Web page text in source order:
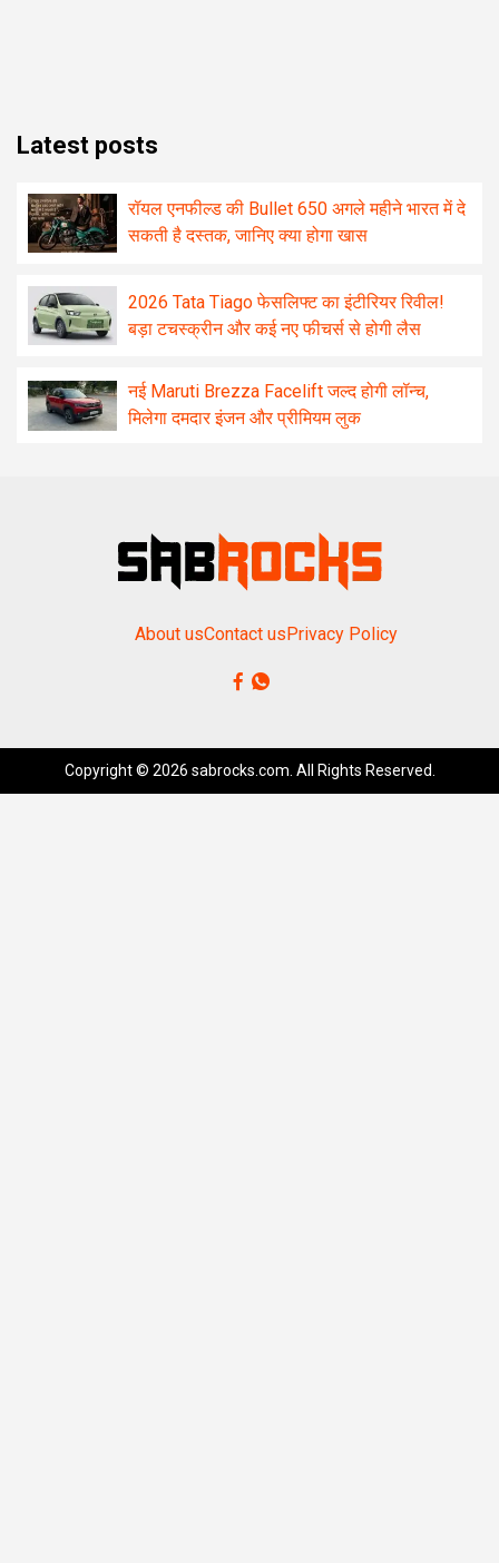
Latest posts
रॉयल एनफील्ड की Bullet 650 अगले महीने भारत में दे
सकती है दस्तक, जानिए क्या होगा खास
2026 Tata Tiago फेसलिफ्ट का इंटीरियर रिवील!
बड़ा टचस्क्रीन और कई नए फीचर्स से होगी लैस
नई Maruti Brezza Facelift जल्द होगी लॉन्च,
मिलेगा दमदार इंजन और प्रीमियम लुक
About usContact us Privacy Policy
Copyright © 2026 sabrocks.com. All Rights Reserved.